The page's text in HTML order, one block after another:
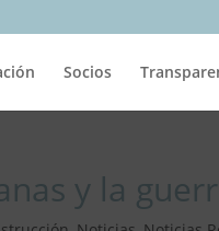
Socios
y la